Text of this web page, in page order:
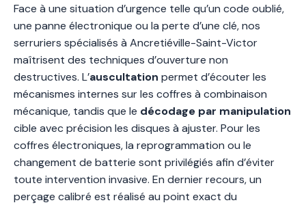
Face à une situation d’urgence telle qu’un code oublié,
une panne électronique ou la perte d’une clé, nos
serruriers spécialisés à Ancretiéville-Saint-Victor
maîtrisent des techniques d’ouverture non
destructives. L’auscultation permet d’écouter les
mécanismes internes sur les coffres à combinaison
mécanique, tandis que le décodage par manipulation
cible avec précision les disques à ajuster. Pour les
coffres électroniques, la reprogrammation ou le
changement de batterie sont privilégiés afin d’éviter
toute intervention invasive. En dernier recours, un
perçage calibré est réalisé au point exact du